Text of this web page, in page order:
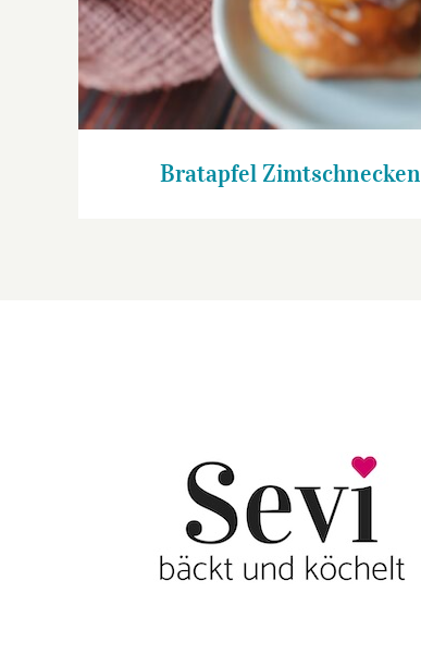
Bratapfel Zimtschnecken